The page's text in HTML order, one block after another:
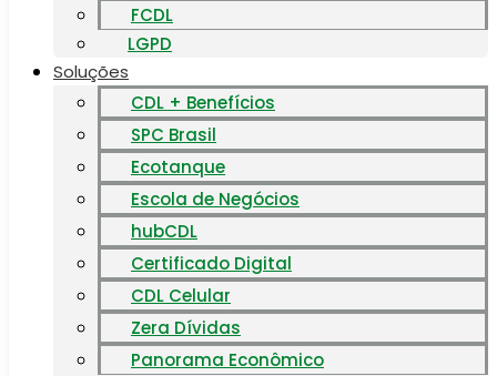
FCDL
LGPD
Soluções
CDL + Benefícios
SPC Brasil
Ecotanque
Escola de Negócios
hubCDL
Certificado Digital
CDL Celular
Zera Dívidas
Panorama Econômico